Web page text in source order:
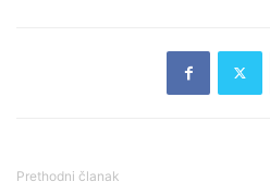
Prethodni članak